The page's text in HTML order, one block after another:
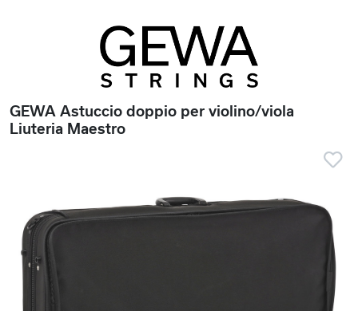
GEWA Astuccio doppio per violino/viola
Liuteria Maestro